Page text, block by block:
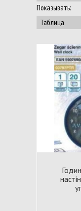
Показывать:
Таблица